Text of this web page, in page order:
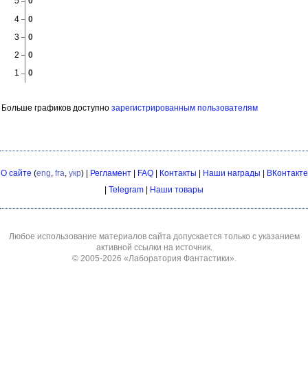
Больше графиков доступно зарегистрированным пользователям
О сайте (eng, fra, укр) | Регламент| FAQ| Контакты Наши награды
ВКонтакте
Telegram Наши товары
Любое использование материалов сайта допускается только с указанием
активной ссылки на источник.
© 2005-2026 «Лаборатория Фантастики».